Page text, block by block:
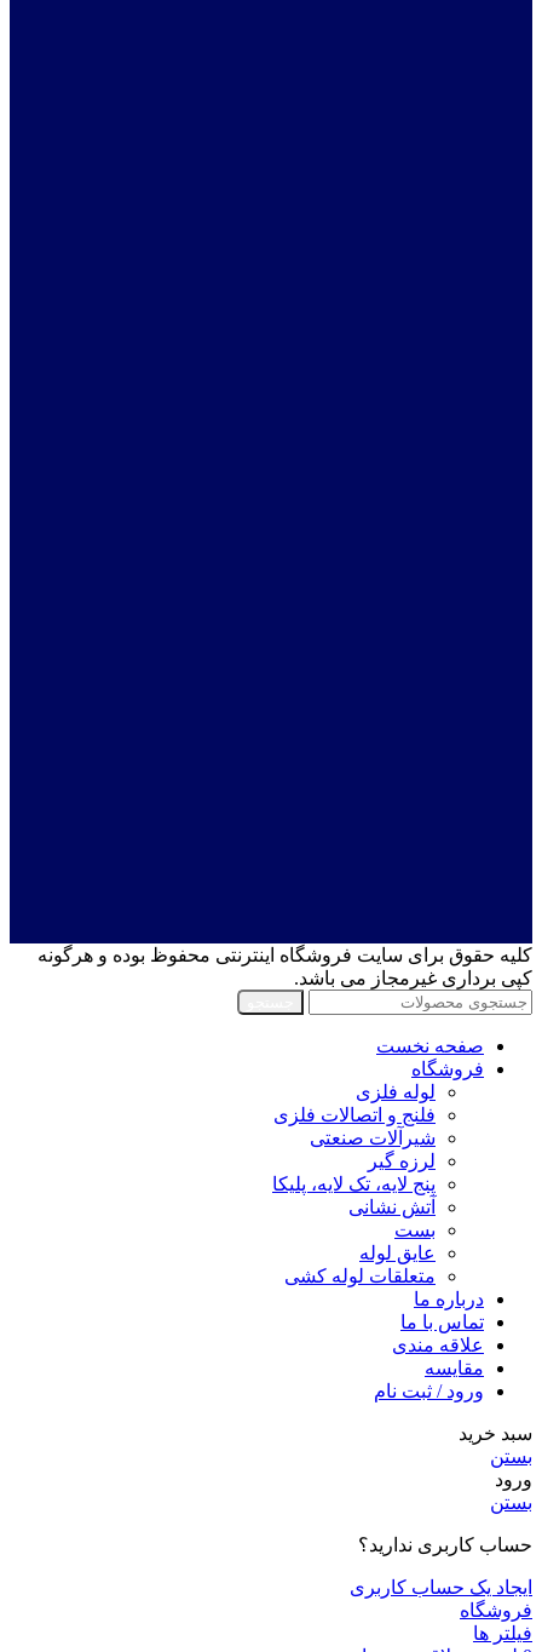
کلیه حقوق برای سایت فروشگاه اینترنتی محفوظ بوده و هرگونه
کپی برداری غیرمجاز می باشد.
صفحه نخست
فروشگاه
لوله فلزی
فلنج و اتصالات فلزی
شیرآلات صنعتی
لرزه گیر
پنج لایه، تک لایه، پلیکا
آتش نشانی
بست
عایق لوله
متعلقات لوله کشی
درباره ما
تماس با ما
علاقه مندی
مقايسه
ورود / ثبت نام
سبد خرید
بستن
ورود
بستن
حساب کاربری ندارید؟
ایجاد یک حساب کاربری
فروشگاه
فیلتر ها